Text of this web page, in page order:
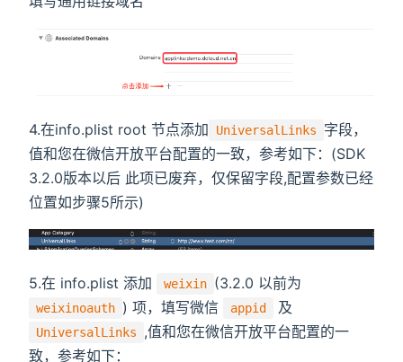
4.在info.plist root 节点添加 UniversalLinks
字段，
值和您在微信开放平台配置的一致，参考如下：(SDK
3.2.0版本以后 此项已废弃，仅保留字段,配置参数已经
位置如步骤5所示)
5.在 info.plist 添加 weixin (3.2.0 以前为
weixinoauth ) 项，填写微信 appid 及
UniversalLinks
,值和您在微信开放平台配置的一
致，参考如下：